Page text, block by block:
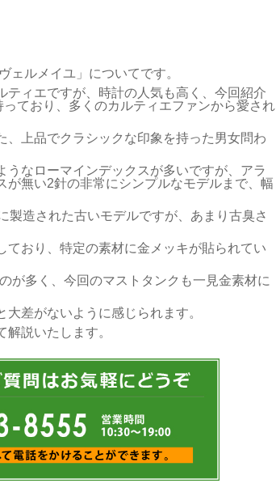
ェルメイユ」についてです。
ィエですが、時計の人気も高く、今回紹介
ており、多くのカルティエファンから愛され
、上品でクラシックな印象を持った男女問わ
なローマインデックスが多いですが、アラ
が無い2針の非常にシンプルなモデルまで、幅
造された古いモデルですが、あまり古臭さ
ており、特定の素材に金メッキが貼られてい
が多く、今回のマストタンクも一見金素材に
差がないように感じられます。
説いたします。